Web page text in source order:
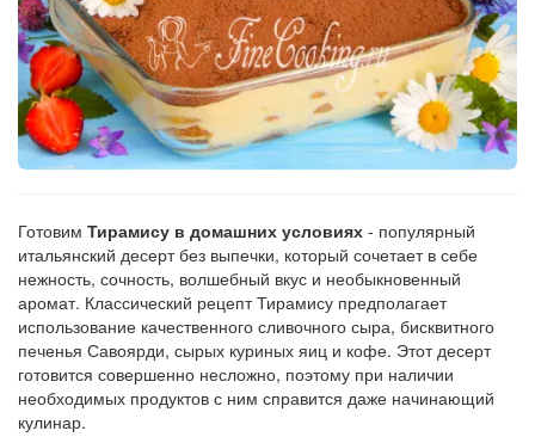
заказу
Готовим Тирамису в домашних условиях - популярный
итальянский десерт без выпечки, который сочетает в себе
нежность, сочность, волшебный вкус и необыкновенный
аромат. Классический рецепт Тирамису предполагает
использование качественного сливочного сыра, бисквитного
печенья Савоярди, сырых куриных яиц и кофе. Этот десерт
готовится совершенно несложно, поэтому при наличии
необходимых продуктов с ним справится даже начинающий
кулинар.